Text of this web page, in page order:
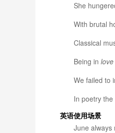
She
With brutal
Classical
Being in love
We failed to
In poetry
英语使用场景
June always